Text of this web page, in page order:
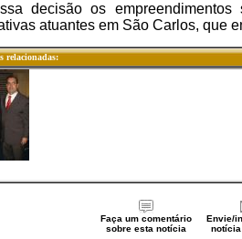
decisão os
atuantes em São Carlos, que
relacionadas:
Faça um comentário
sobre esta notícia
Envie/